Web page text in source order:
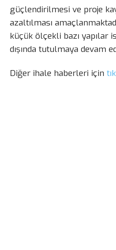
güçlendirilmesi ve proje
azaltılması
küçük ölçekli bazı yapılar
dışında tutulmaya devam
Diğer ihale haberleri için